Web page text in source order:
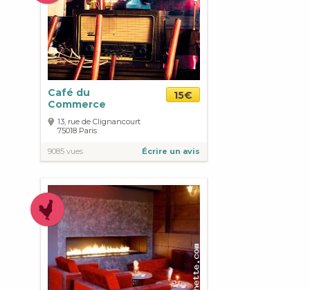
Café du
Commerce
15€
13, rue de Clignancourt
75018 Paris
9085 vues Écrire un avis